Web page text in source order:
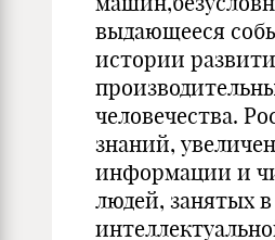
выдающееся
истории
человечества.
знаний,
информации и
людей, занятых